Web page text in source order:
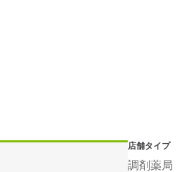
店舗タイプ
調剤薬局